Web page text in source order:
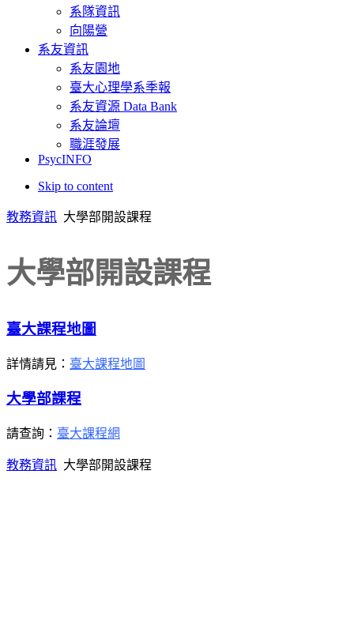
系隊資訊
向陽營
系友資訊
系友園地
臺大心理學系季報
系友資源 Data Bank
系友論壇
職涯發展
PsycINFO
Skip to content
教務資訊 大學部開設課程
大學部開設課程
臺大課程地圖
詳情請見： 臺大課程地圖
大學部課程
請查詢： 臺大課程網
教務資訊 大學部開設課程